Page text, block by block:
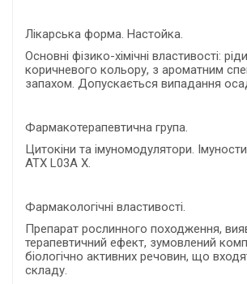
Лікарська форма. Настойка.
Основні фізико-хімічні властивості:
коричневого кольору, з ароматним
запахом. Допускається випадання
Фармакотерапевтична група.
Цитокіни та імуномодулятори.
АТХ L03А X.
Фармакологічні властивості.
Препарат рослинного походження,
терапевтичний ефект, зумовлений
біологічно активних речовин, що
складу.